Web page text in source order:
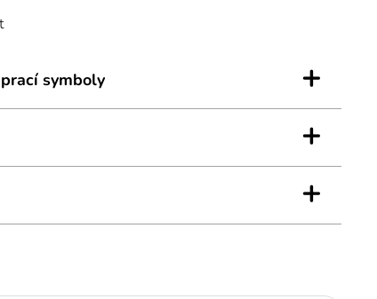
symboly +
+
+